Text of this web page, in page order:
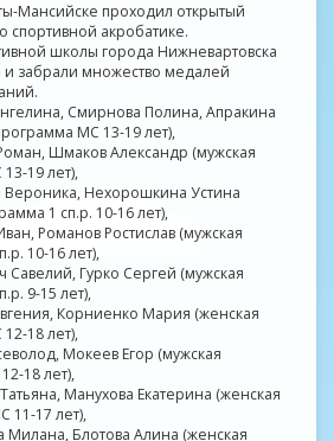
Мансийске проходил открытый
акробатике.
школы города Нижневартовска
и забрали множество медалей
Смирнова Полина, Апракина
МС 13-19 лет),
Шмаков Александр (мужская
19 лет),
Вероника, Нехорошкина Устина
1 сп.р. 10-16 лет),
Романов Ростислав (мужская
10-16 лет),
Савелий, Гурко Сергей (мужская
9-15 лет),
Корниенко Мария (женская
18 лет),
Мокеев Егор (мужская
18 лет),
Манухова Екатерина (женская
11-17 лет),
Милана, Блотова Алина (женская